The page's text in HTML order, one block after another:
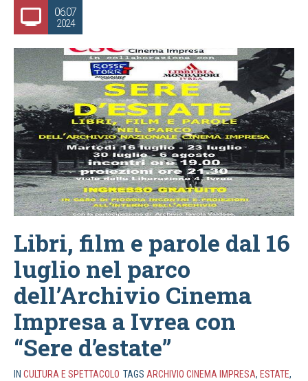
06.07
2024
Libri, film e parole dal 16
luglio nel parco
dell’Archivio Cinema
Impresa a Ivrea con
“Sere d’estate”
IN CULTURA E SPETTACOLO TAGS ARCHIVIO CINEMA IMPRESA, ESTATE,